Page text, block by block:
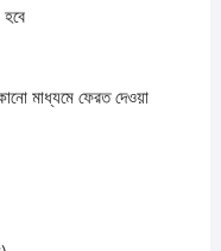
মাধ্যমে ফেরত দেওয়া